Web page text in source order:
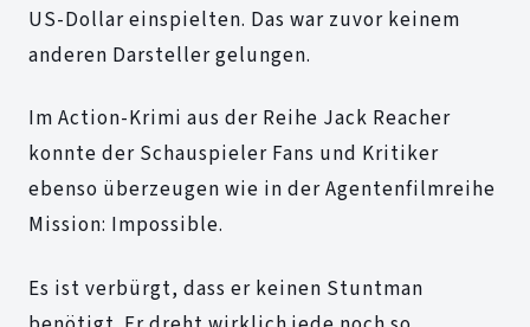
US-Dollar einspielten. Das war zuvor keinem
anderen Darsteller gelungen.
Im Action-Krimi aus der Reihe Jack Reacher
konnte der Schauspieler Fans und Kritiker
ebenso überzeugen wie in der Agentenfilmreihe
Mission: Impossible.
Es ist verbürgt, dass er keinen Stuntman